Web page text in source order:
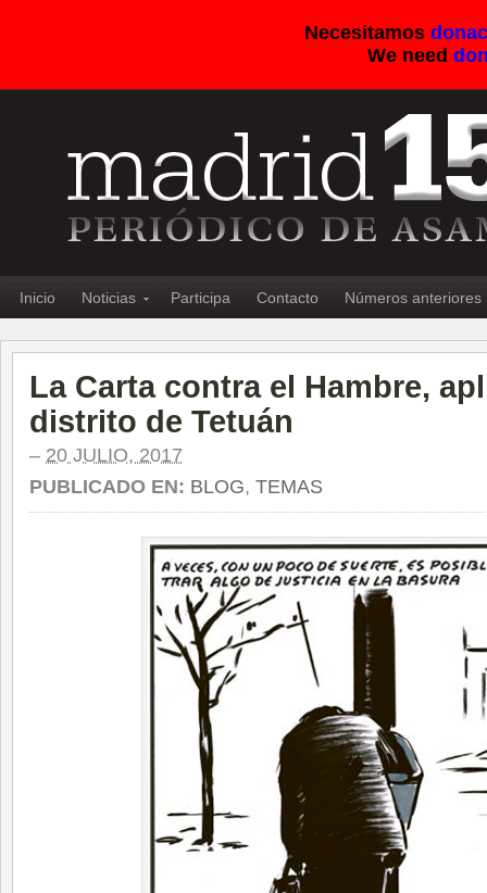
Necesitamos
We need
Inicio Noticias Participa Contacto Números anteriores
La Carta contra el Hambre,
distrito de Tetuán
– 20 JULIO, 2017
PUBLICADO EN: BLOG, TEMAS